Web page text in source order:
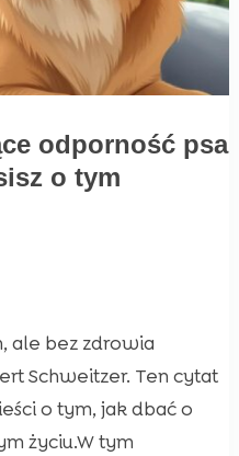
odporność psa
o tym
ale bez zdrowia
Schweitzer. Ten cytat
o tym, jak dbać o
życiu.W tym